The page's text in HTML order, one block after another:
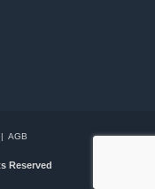
AGB
Reserved